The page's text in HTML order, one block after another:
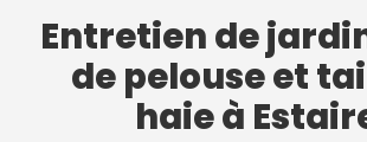
Entretien de
de pelouse et
haie à